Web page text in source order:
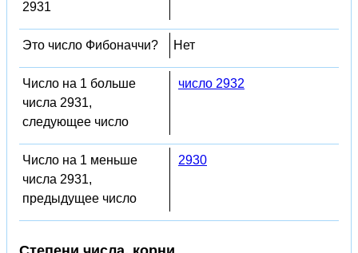
2931
Это число Фибоначчи? Нет
Число на 1 больше
числа 2931,
следующее число
число 2932
Число на 1 меньше
числа 2931,
предыдущее число
2930